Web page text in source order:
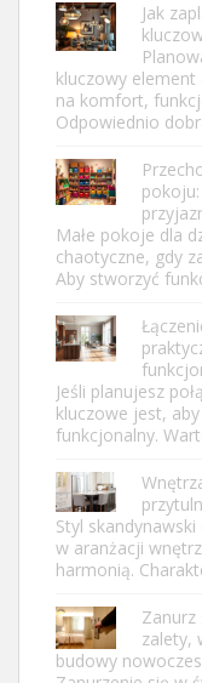
Jak
kluczowy
na komfort,
Odpowiednio
Małe pokoje dla
chaotyczne, gdy
Aby stworzyć
Jeśli planujesz
kluczowe jest,
funkcjonalny.
Styl
w aranżacji
harmonią.
Zanurz
zalety,
budowy